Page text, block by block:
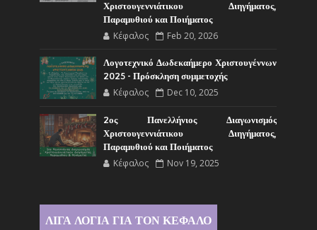
Χριστουγεννιάτικου Διηγήματος,
Παραμυθιού και Ποιήματος
Κέφαλος Feb 20, 2026
Λογοτεχνικό Δωδεκαήμερο Χριστουγέννων
2025 - Πρόσκληση συμμετοχής
Κέφαλος Dec 10, 2025
2ος Πανελλήνιος Διαγωνισμός
Χριστουγεννιάτικου Διηγήματος,
Παραμυθιού και Ποιήματος
Κέφαλος Nov 19, 2025
ΛΙΓΑ ΛΟΓΙΑ ΓΙΑ ΤΟΝ ΚΕΦΑΛΟ